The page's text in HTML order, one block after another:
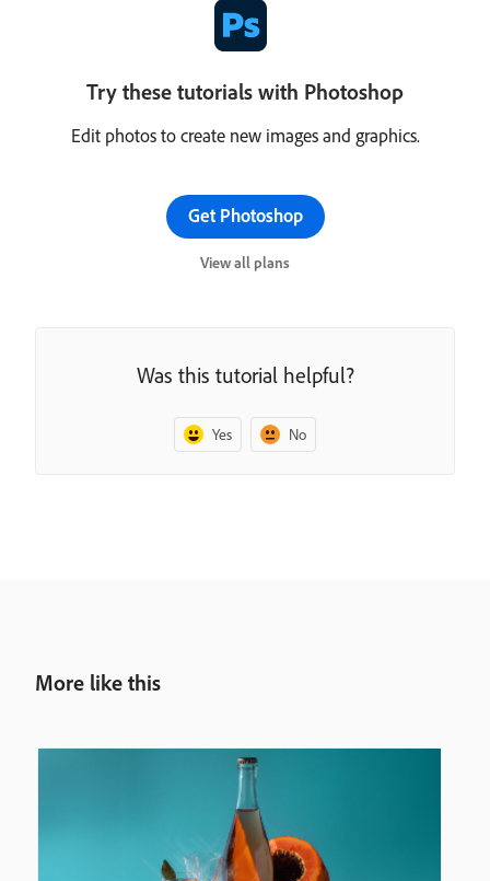
Try these tutorials with Photoshop
Edit photos to create new images and graphics.
Get Photoshop
View all plans
Was this tutorial helpful?
Yes No
More like this